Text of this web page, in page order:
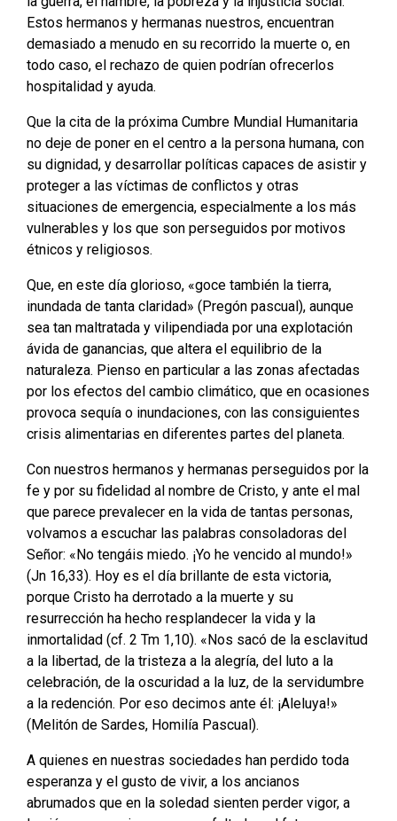
Estos hermanos y hermanas nuestros, encuentran
demasiado a menudo en su recorrido la muerte o, en
todo caso, el rechazo de quien podrían ofrecerlos
hospitalidad y ayuda.
Que la cita de la próxima Cumbre Mundial Humanitaria
no deje de poner en el centro a la persona humana, con
su dignidad, y desarrollar políticas capaces de asistir y
proteger a las víctimas de conflictos y otras
situaciones de emergencia, especialmente a los más
vulnerables y los que son perseguidos por motivos
étnicos y religiosos.
Que, en este día glorioso, «goce también la tierra,
inundada de tanta claridad» (Pregón pascual), aunque
sea tan maltratada y vilipendiada por una explotación
ávida de ganancias, que altera el equilibrio de la
naturaleza. Pienso en particular a las zonas afectadas
por los efectos del cambio climático, que en ocasiones
provoca sequía o inundaciones, con las consiguientes
crisis alimentarias en diferentes partes del planeta.
Con nuestros hermanos y hermanas perseguidos por la
fe y por su fidelidad al nombre de Cristo, y ante el mal
que parece prevalecer en la vida de tantas personas,
volvamos a escuchar las palabras consoladoras del
Señor: «No tengáis miedo. ¡Yo he vencido al mundo!»
(Jn 16,33). Hoy es el día brillante de esta victoria,
porque Cristo ha derrotado a la muerte y su
resurrección ha hecho resplandecer la vida y la
inmortalidad (cf. 2 Tm 1,10). «Nos sacó de la esclavitud
a la libertad, de la tristeza a la alegría, del luto a la
celebración, de la oscuridad a la luz, de la servidumbre
a la redención. Por eso decimos ante él: ¡Aleluya!»
(Melitón de Sardes, Homilía Pascual).
A quienes en nuestras sociedades han perdido toda
esperanza y el gusto de vivir, a los ancianos
abrumados que en la soledad sienten perder vigor, a